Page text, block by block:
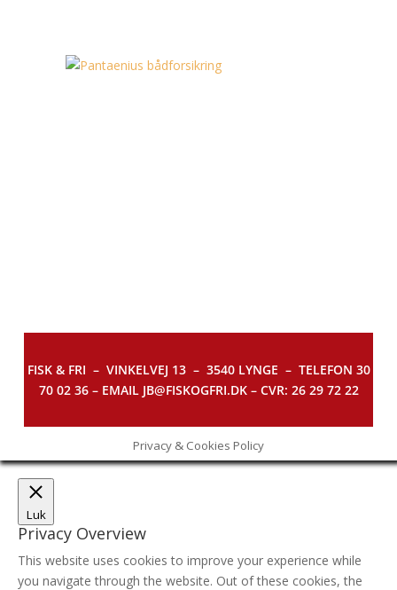
FISK & FRI – VINKELVEJ 13 – 3540 LYNGE – TELEFON 30
70 02 36 – EMAIL JB@FISKOGFRI.DK – CVR: 26 29 72 22
Privacy & Cookies Policy
Luk
Privacy Overview
This website uses cookies to improve your experience while
you navigate through the website. Out of these cookies, the